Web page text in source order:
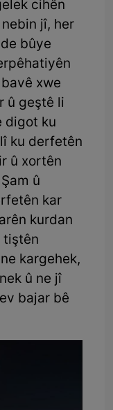
cihên
jî, her
bûye
xwe
û geştê li
digot ku
ku derfetên
û xortên
û
kar
kurdan
tiştên
kargehek,
û ne jî
bajar bê